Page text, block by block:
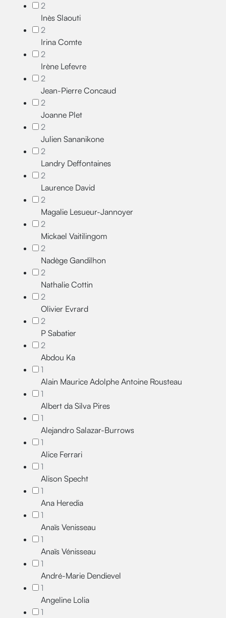
2
Inès Slaouti
2
Irina Comte
2
Irène Lefevre
2
Jean-Pierre Concaud
2
Joanne Plet
2
Julien Sananikone
2
Landry Deffontaines
2
Laurence David
2
Magalie Lesueur-Jannoyer
2
Mickael Vaitilingom
2
Nadège Gandilhon
2
Nathalie Cottin
2
Olivier Evrard
2
P Sabatier
2
Abdou Ka
1
Alain Maurice Adolphe Antoine Rousteau
1
Albert da Silva Pires
1
Alejandro Salazar-Burrows
1
Alice Ferrari
1
Alison Specht
1
Ana Heredia
1
Anaïs Venisseau
1
Anaïs Vénisseau
1
André-Marie Dendievel
1
Angeline Lolia
1